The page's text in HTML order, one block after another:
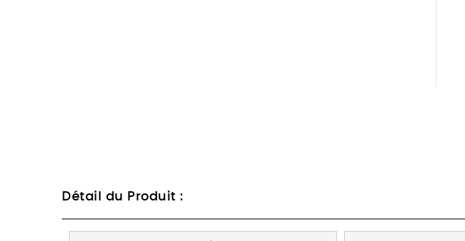
Détail du Produit :